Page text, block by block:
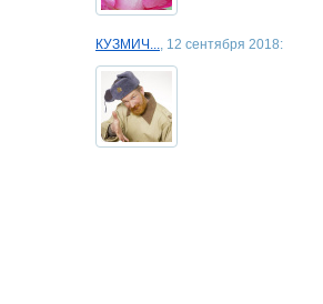
КУЗМИЧ..., 12 сентября 2018: